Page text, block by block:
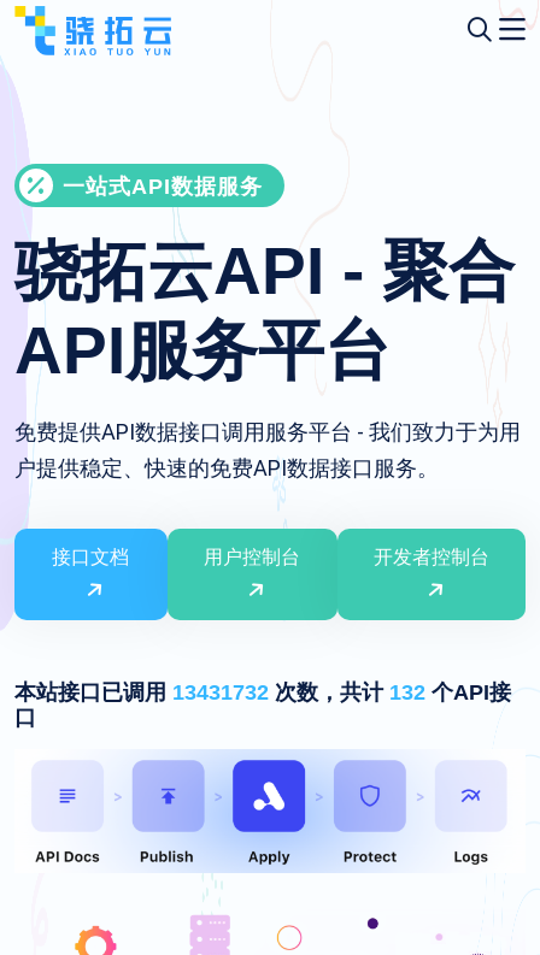
一站式API数据服务
骁拓云API - 聚合
API服务平台
免费提供API数据接口调用服务平台 - 我们致力于为用
户提供稳定、快速的免费API数据接口服务。
接口文档 用户控制台 开发者控制台
本站接口已调用 13431732 次数，共计 132 个API接
口